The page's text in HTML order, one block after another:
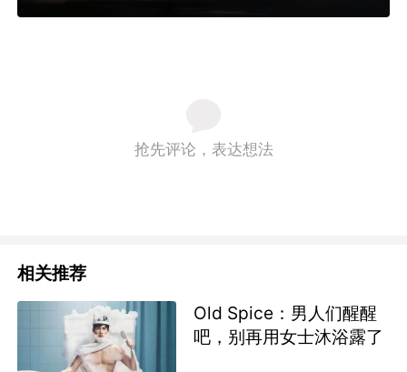
抢先评论，表达想法
相关推荐
Old Spice：男人们醒醒
吧，别再用女士沐浴露了